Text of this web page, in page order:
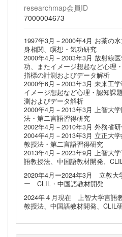
researchmap会員ID
7000004673
1997年3月－2000年4月 お茶の
身相関、瞑想・気功研究
2000年4月－2003年3月 放射線
功、またイメージ想起など心理
指標の計測およびデータ解析
2000年6月－2003年3月 未来工
イメージ想起など心理・認知課
測およびデータ解析
2000年4月－2013年3月 上智大
法・第二言語習得研究
2002年4月－2010年3月 外務省
2004年4月－2013年3月 立正大
教授法・第二言語習得研究
2013年4月－2023年9月 上智大
語教授法、中国語教材開発、
2020年4月ー2024年3月 立教大
ー CLIL・中国語教材開発
2024年４月現在 上智大学言
教授法、中国語教材開発、CLIL